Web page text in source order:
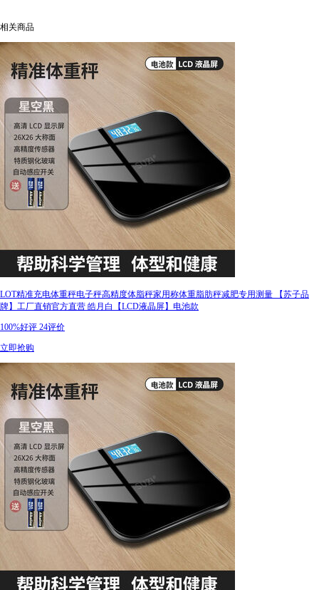
相关商品
LOT精准充电体重秤电子秤高精度体脂秤家用称体重脂肪秤减肥专用测量 【苏子品
牌】工厂直销官方直营 皓月白【LCD液晶屏】电池款
100%好评 24评价
立即抢购